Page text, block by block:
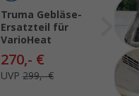
Truma Gebläse-
Ersatzteil für
VarioHeat
270,- €
UVP 299,- €